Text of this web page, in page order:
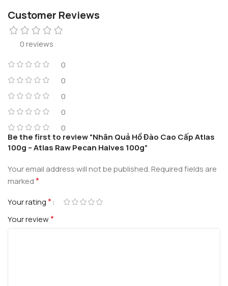
Customer Reviews
0 reviews
0
0
0
0
0
Be the first to review “Nhân Quả Hồ Đào Cao Cấp Atlas
100g – Atlas Raw Pecan Halves 100g”
Your email address will not be published.Required fields are
marked*
Your rating*
Your review*